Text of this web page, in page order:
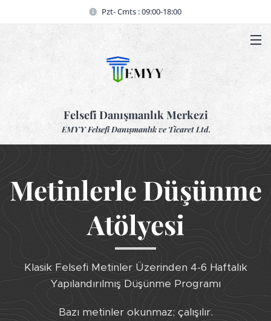
Pzt- Cmts : 09:00-18:00
Felsefi Danışmanlık Merkezi
EMYY Felsefi Danışmanlık ve Ticaret Ltd.
Metinlerle Düşünme
Atölyesi
Klasik Felsefi Metinler Üzerinden 4-6 Haftalık
Yapılandırılmış Düşünme Programı
Bazı metinler okunmaz; çalışılır.